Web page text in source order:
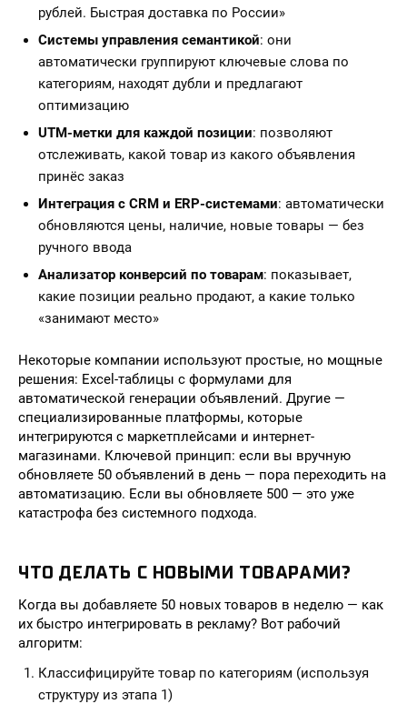
рублей. Быстрая доставка по России»
Системы управления семантикой: они
автоматически группируют ключевые слова по
категориям, находят дубли и предлагают
оптимизацию
UTM-метки для каждой позиции: позволяют
отслеживать, какой товар из какого объявления
принёс заказ
Интеграция с CRM и ERP-системами: автоматически
обновляются цены, наличие, новые товары — без
ручного ввода
Анализатор конверсий по товарам: показывает,
какие позиции реально продают, а какие только
«занимают место»
Некоторые компании используют простые, но мощные
решения: Excel-таблицы с формулами для
автоматической генерации объявлений. Другие —
специализированные платформы, которые
интегрируются с маркетплейсами и интернет-
магазинами. Ключевой принцип: если вы вручную
обновляете 50 объявлений в день — пора переходить на
автоматизацию. Если вы обновляете 500 — это уже
катастрофа без системного подхода.
ЧТО ДЕЛАТЬ С НОВЫМИ ТОВАРАМИ?
Когда вы добавляете 50 новых товаров в неделю — как
их быстро интегрировать в рекламу? Вот рабочий
алгоритм:
Классифицируйте товар по категориям (используя
структуру из этапа 1)